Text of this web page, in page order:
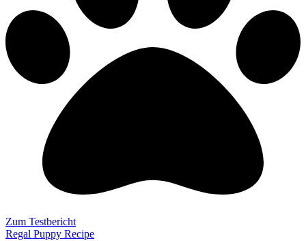
Zum Testbericht
Regal Puppy Recipe